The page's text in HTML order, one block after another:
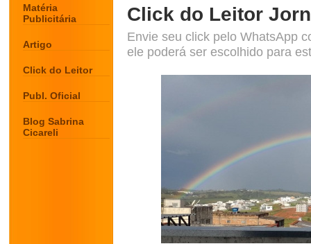
Matéria
Publicitária
Artigo
Click do Leitor
Publ. Oficial
Blog Sabrina
Cicareli
Click do Leitor
Envie seu click pelo WhatsApp
ele poderá ser escolhido para